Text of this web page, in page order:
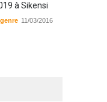
à Sikensi
11/03/2016